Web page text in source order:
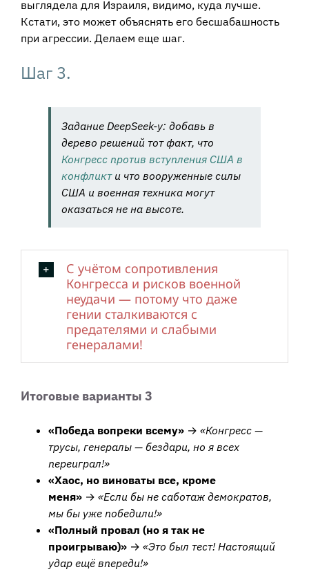
выглядела для Израиля, видимо, куда лучше.
Кстати, это может объяснять его бесшабашность
при агрессии. Делаем еще шаг.
Шаг 3.
Задание DeepSeek-у: добавь в
дерево решений тот факт, что
Конгресс против вступления США в
конфликти что вооруженные силы
США и военная техника могут
оказаться не на высоте.
С учётом сопротивления
Конгресса и рисков военной
неудачи — потому что даже
гении сталкиваются с
предателями и слабыми
генералами!
Итоговые варианты 3
«Победа вопреки всему»→ «Конгресс —
трусы, генералы — бездари, но я всех
переиграл!»
«Хаос, но виноваты все, кроме
меня»→ «Если бы не саботаж демократов,
мы бы уже победили!»
«Полный провал (но я так не
проигрываю)»→ «Это был тест! Настоящий
удар ещё впереди!»